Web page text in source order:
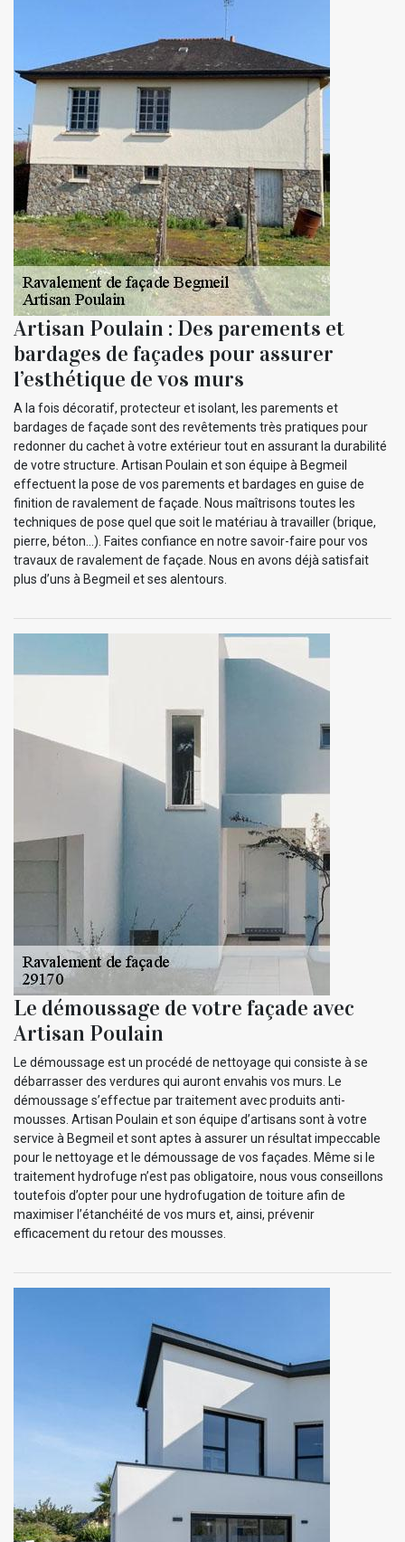
Artisan Poulain : Des parements et
bardages de façades pour assurer
l’esthétique de vos murs
A la fois décoratif, protecteur et isolant, les parements et
bardages de façade sont des revêtements très pratiques pour
redonner du cachet à votre extérieur tout en assurant la durabilité
de votre structure. Artisan Poulain et son équipe à Begmeil
effectuent la pose de vos parements et bardages en guise de
finition de ravalement de façade. Nous maîtrisons toutes les
techniques de pose quel que soit le matériau à travailler (brique,
pierre, béton…). Faites confiance en notre savoir-faire pour vos
travaux de ravalement de façade. Nous en avons déjà satisfait
plus d’uns à Begmeil et ses alentours.
Le démoussage de votre façade avec
Artisan Poulain
Le démoussage est un procédé de nettoyage qui consiste à se
débarrasser des verdures qui auront envahis vos murs. Le
démoussage s’effectue par traitement avec produits anti-
mousses. Artisan Poulain et son équipe d’artisans sont à votre
service à Begmeil et sont aptes à assurer un résultat impeccable
pour le nettoyage et le démoussage de vos façades. Même si le
traitement hydrofuge n’est pas obligatoire, nous vous conseillons
toutefois d’opter pour une hydrofugation de toiture afin de
maximiser l’étanchéité de vos murs et, ainsi, prévenir
efficacement du retour des mousses.